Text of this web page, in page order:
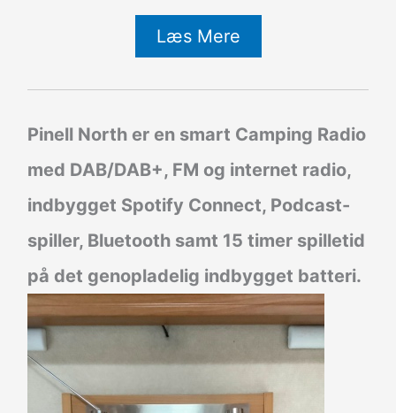
Læs Mere
Pinell North er en smart Camping Radio
med DAB/DAB+, FM og internet radio,
indbygget Spotify Connect, Podcast-
spiller, Bluetooth samt 15 timer spilletid
på det genopladelig indbygget batteri.